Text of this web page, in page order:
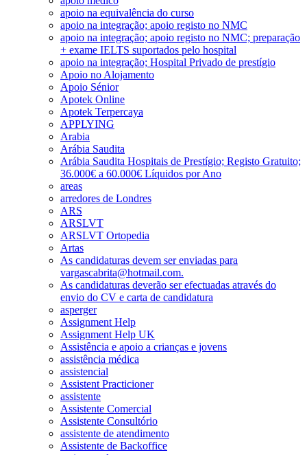
apoio na equivalência do curso
apoio na integração; apoio registo no NMC
apoio na integração; apoio registo no NMC; preparação
+ exame IELTS suportados pelo hospital
apoio na integração; Hospital Privado de prestígio
Apoio no Alojamento
Apoio Sénior
Apotek Online
Apotek Terpercaya
APPLYING
Arabia
Arábia Saudita
Arábia Saudita Hospitais de Prestígio; Registo Gratuito;
36.000€ a 60.000€ Líquidos por Ano
areas
arredores de Londres
ARS
ARSLVT
ARSLVT Ortopedia
Artas
As candidaturas devem ser enviadas para
vargascabrita@hotmail.com.
As candidaturas deverão ser efectuadas através do
envio do CV e carta de candidatura
asperger
Assignment Help
Assignment Help UK
Assistência e apoio a crianças e jovens
assistência médica
assistencial
Assistent Practicioner
assistente
Assistente Comercial
Assistente Consultório
assistente de atendimento
Assistente de Backoffice